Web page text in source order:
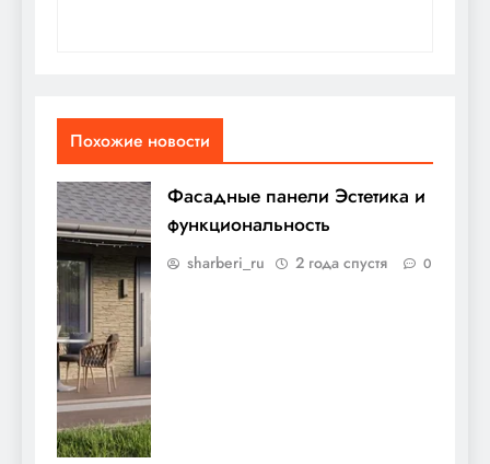
Похожие новости
Фасадные панели Эстетика и
функциональность
sharberi_ru 2 года спустя 0